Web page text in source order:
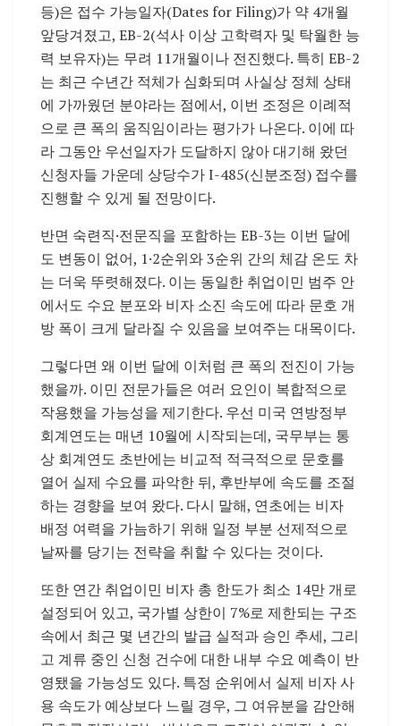
등)은 접수 가능일자(Dates for Filing)가 약 4개월
앞당겨졌고, EB-2(석사 이상 고학력자 및 탁월한 능
력 보유자)는 무려 11개월이나 전진했다. 특히 EB-2
는 최근 수년간 적체가 심화되며 사실상 정체 상태
에 가까웠던 분야라는 점에서, 이번 조정은 이례적
으로 큰 폭의 움직임이라는 평가가 나온다. 이에 따
라 그동안 우선일자가 도달하지 않아 대기해 왔던
신청자들 가운데 상당수가 I-485(신분조정) 접수를
진행할 수 있게 될 전망이다.
반면 숙련직·전문직을 포함하는 EB-3는 이번 달에
도 변동이 없어, 1·2순위와 3순위 간의 체감 온도 차
는 더욱 뚜렷해졌다. 이는 동일한 취업이민 범주 안
에서도 수요 분포와 비자 소진 속도에 따라 문호 개
방 폭이 크게 달라질 수 있음을 보여주는 대목이다.
그렇다면 왜 이번 달에 이처럼 큰 폭의 전진이 가능
했을까. 이민 전문가들은 여러 요인이 복합적으로
작용했을 가능성을 제기한다. 우선 미국 연방정부
회계연도는 매년 10월에 시작되는데, 국무부는 통
상 회계연도 초반에는 비교적 적극적으로 문호를
열어 실제 수요를 파악한 뒤, 후반부에 속도를 조절
하는 경향을 보여 왔다. 다시 말해, 연초에는 비자
배정 여력을 가늠하기 위해 일정 부분 선제적으로
날짜를 당기는 전략을 취할 수 있다는 것이다.
또한 연간 취업이민 비자 총 한도가 최소 14만 개로
설정되어 있고, 국가별 상한이 7%로 제한되는 구조
속에서 최근 몇 년간의 발급 실적과 승인 추세, 그리
고 계류 중인 신청 건수에 대한 내부 수요 예측이 반
영됐을 가능성도 있다. 특정 순위에서 실제 비자 사
용 속도가 예상보다 느릴 경우, 그 여유분을 감안해